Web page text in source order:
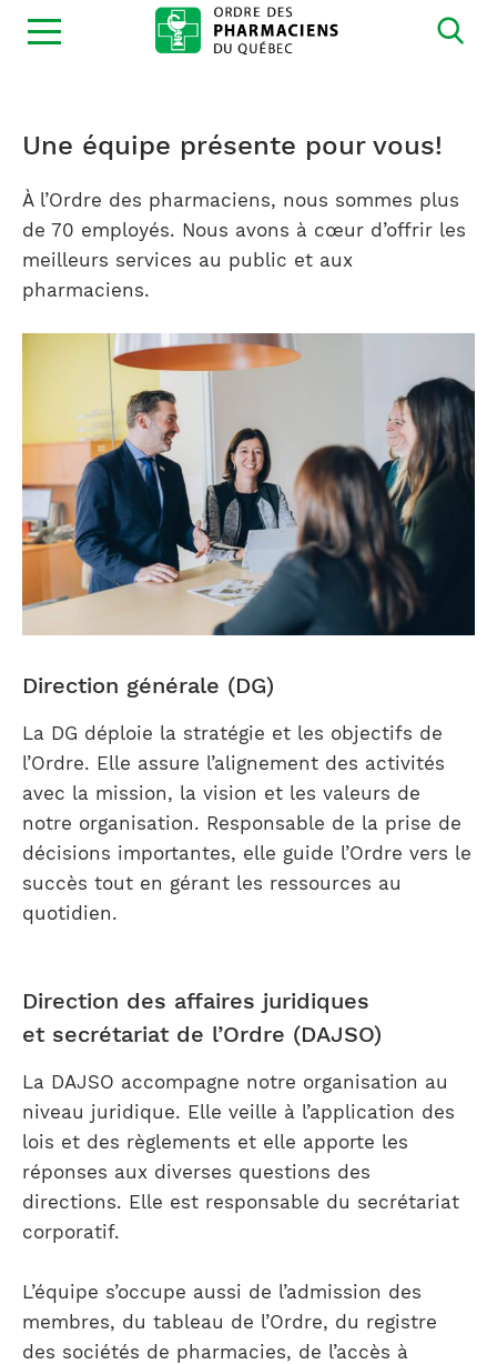
Ouvrir
la
Une équipe présente pour vous!
À l’Ordre des pharmaciens, nous sommes plus
de 70 employés. Nous avons à cœur d’offrir les
meilleurs services au public et aux
pharmaciens.
Direction générale (DG)
La DG déploie la stratégie et les objectifs de
l’Ordre. Elle assure l’alignement des activités
avec la mission, la vision et les valeurs de
notre organisation. Responsable de la prise de
décisions importantes, elle guide l’Ordre vers le
succès tout en gérant les ressources au
quotidien.
Direction des affaires juridiques
et secrétariat de l’Ordre (DAJSO)
La DAJSO accompagne notre organisation au
niveau juridique. Elle veille à l’application des
lois et des règlements et elle apporte les
réponses aux diverses questions des
directions. Elle est responsable du secrétariat
corporatif.
L’équipe s’occupe aussi de l’admission des
membres, du tableau de l’Ordre, du registre
des sociétés de pharmacies, de l’accès à